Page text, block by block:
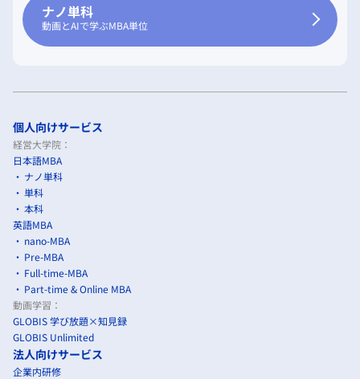
ナノ単科
動画とAIで学ぶMBA単位
個人向けサービス
経営大学院：
日本語MBA
ナノ単科
単科
本科
英語MBA
nano-MBA
Pre-MBA
Full-time-MBA
Part-time & Online MBA
動画学習：
GLOBIS 学び放題×知見録
GLOBIS Unlimited
法人向けサービス
企業内研修